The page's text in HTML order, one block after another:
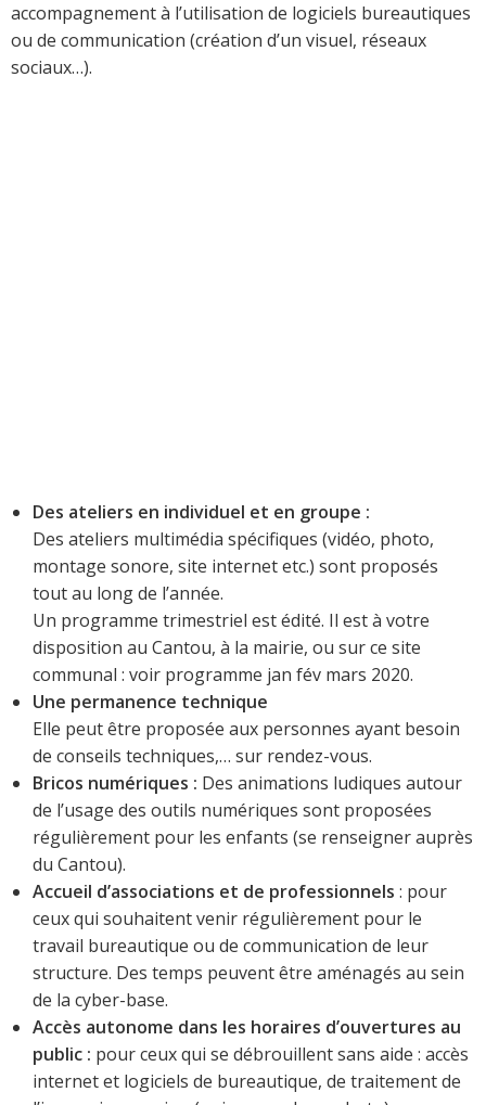
accompagnement à l’utilisation de logiciels bureautiques
ou de communication (création d’un visuel, réseaux
sociaux…).
Des ateliers en individuel et en groupe :
Des ateliers multimédia spécifiques (vidéo, photo,
montage sonore, site internet etc.) sont proposés
tout au long de l’année.
Un programme trimestriel est édité. Il est à votre
disposition au Cantou, à la mairie, ou sur ce site
communal : voir programme jan fév mars 2020.
Une permanence technique
Elle peut être proposée aux personnes ayant besoin
de conseils techniques,… sur rendez-vous.
Bricos numériques : Des animations ludiques autour
de l’usage des outils numériques sont proposées
régulièrement pour les enfants (se renseigner auprès
du Cantou).
Accueil d’associations et de professionnels : pour
ceux qui souhaitent venir régulièrement pour le
travail bureautique ou de communication de leur
structure. Des temps peuvent être aménagés au sein
de la cyber-base.
Accès autonome dans les horaires d’ouvertures au
public : pour ceux qui se débrouillent sans aide : accès
internet et logiciels de bureautique, de traitement de